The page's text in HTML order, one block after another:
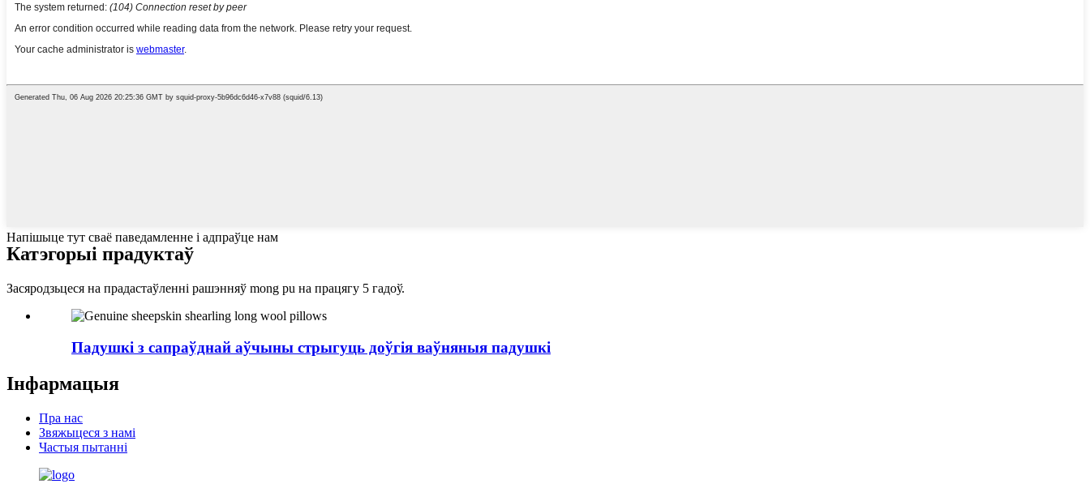
Напішыце тут сваё паведамленне і адпраўце нам
Катэгорыі прадуктаў
Засяродзьцеся на прадастаўленні рашэнняў mong pu на працягу 5 гадоў.
Падушкі з сапраўднай аўчыны стрыгуць доўгія ваўняныя падушкі
Інфармацыя
Пра нас
Звяжыцеся з намі
Частыя пытанні